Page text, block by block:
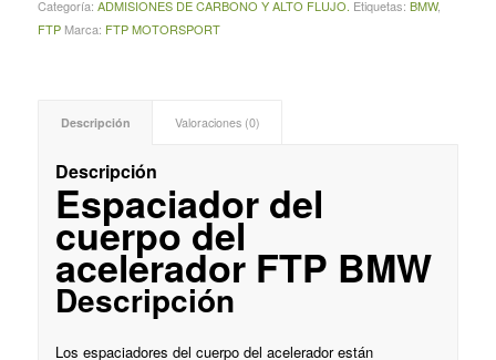
Categoría: ADMISIONES DE CARBONO Y ALTO FLUJO. Etiquetas: BMW,
FTP Marca: FTP MOTORSPORT
Descripción Valoraciones (0)
Descripción
Espaciador del
cuerpo del
acelerador FTP BMW
Descripción
Los espaciadores del cuerpo del acelerador están